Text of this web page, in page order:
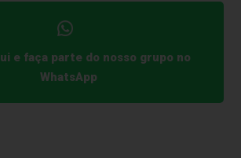
e faça parte do nosso grupo no
WhatsApp